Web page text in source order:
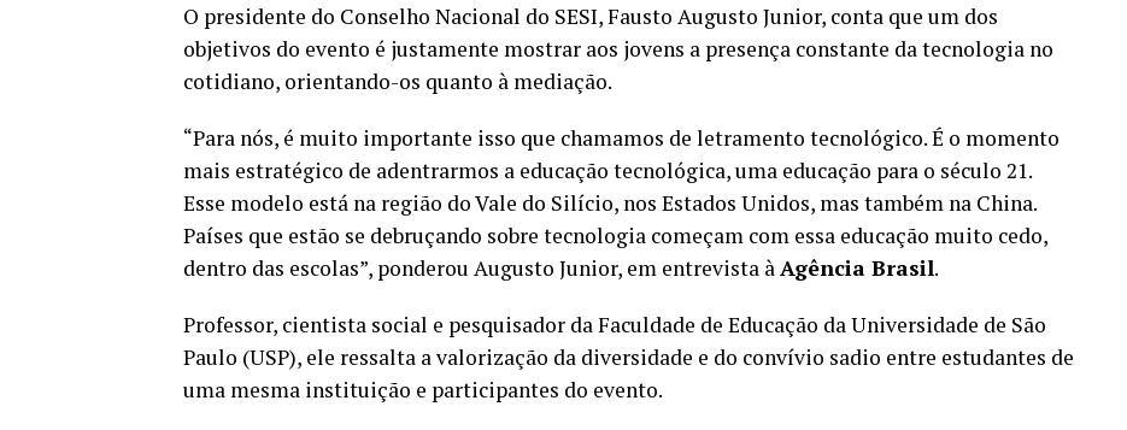
O presidente do Conselho Nacional do SESI, Fausto Augusto Junior, conta que um dos
objetivos do evento é justamente mostrar aos jovens a presença constante da tecnologia no
cotidiano, orientando-os quanto à mediação.
“Para nós, é muito importante isso que chamamos de letramento tecnológico. É o momento
mais estratégico de adentrarmos a educação tecnológica, uma educação para o século 21.
Esse modelo está na região do Vale do Silício, nos Estados Unidos, mas também na China.
Países que estão se debruçando sobre tecnologia começam com essa educação muito cedo,
dentro das escolas”, ponderou Augusto Junior, em entrevista àAgência Brasil.
Professor, cientista social e pesquisador da Faculdade de Educação da Universidade de São
Paulo (USP), ele ressalta a valorização da diversidade e do convívio sadio entre estudantes de
uma mesma instituição e participantes do evento.